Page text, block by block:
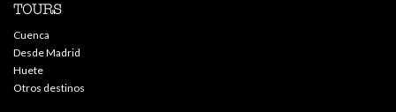
TOURS
Cuenca
Desde Madrid
Huete
Otros destinos